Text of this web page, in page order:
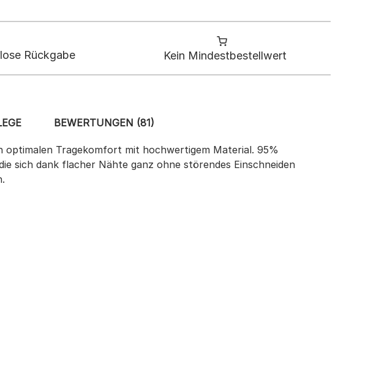
Rückgabe Kein Mindestbestellwert
optimalen Tragekomfort mit hochwertigem Material. 95%
sich dank flacher Nähte ganz ohne störendes Einschneiden
BEWERTUNGEN (81)